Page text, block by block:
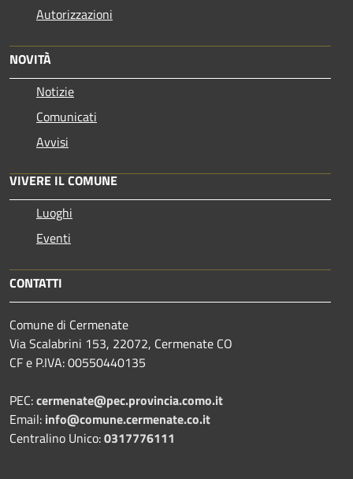
Autorizzazioni
NOVITÀ
Notizie
Comunicati
Avvisi
VIVERE IL COMUNE
Luoghi
Eventi
CONTATTI
Comune di Cermenate
Via Scalabrini 153, 22072, Cermenate CO
CF e P.IVA: 00550440135
PEC:cermenate@pec.provincia.como.it
Email: info@comune.cermenate.co.it
Centralino Unico:0317776111